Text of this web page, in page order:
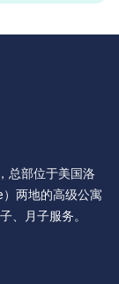
总部位于美国洛
两地的高级公寓
、月子服务。